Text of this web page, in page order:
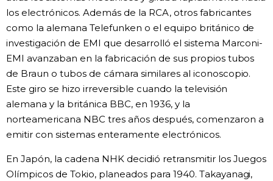
los electrónicos. Además de la RCA, otros fabricantes
como la alemana Telefunken o el equipo británico de
investigación de EMI que desarrolló el sistema Marconi-
EMI avanzaban en la fabricación de sus propios tubos
de Braun o tubos de cámara similares al iconoscopio.
Este giro se hizo irreversible cuando la televisión
alemana y la británica BBC, en 1936, y la
norteamericana NBC tres años después, comenzaron a
emitir con sistemas enteramente electrónicos.
En Japón, la cadena NHK decidió retransmitir los Juegos
Olímpicos de Tokio, planeados para 1940. Takayanagi,